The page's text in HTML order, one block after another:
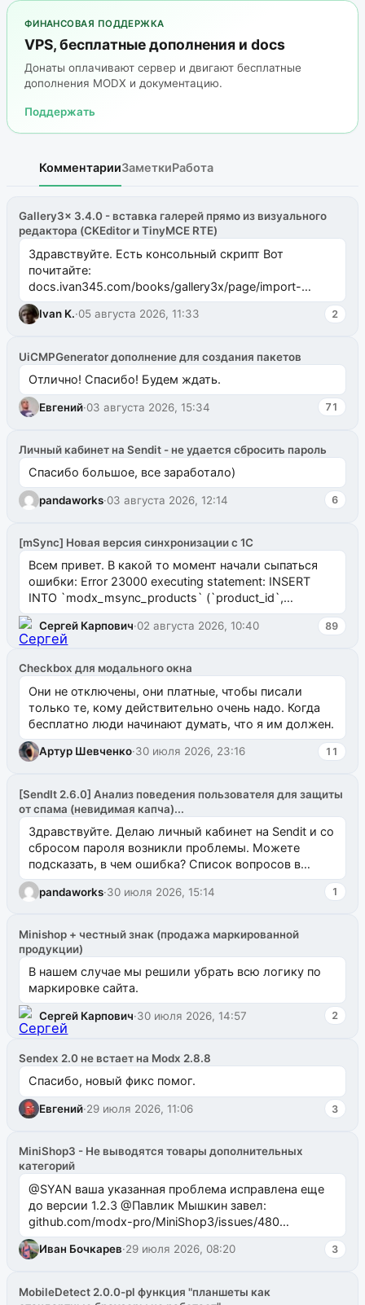
ФИНАНСОВАЯ ПОДДЕРЖКА
VPS, бесплатные дополнения и docs
Донаты оплачивают сервер и двигают бесплатные
дополнения MODX и документацию.
Поддержать
КомментарииЗаметкиРабота
Gallery3x 3.4.0 - вставка галерей прямо из визуального
редактора (CKEditor и TinyMCE RTE)
Здравствуйте. Есть консольный скрипт Вот
почитайте:
docs.ivan345.com/books/gallery3x/page/import-
ms2galleryphp
Ivan K.·05 августа 2026, 11:33 2
UiCMPGenerator дополнение для создания пакетов
Отлично! Спасибо! Будем ждать.
Евгений·03 августа 2026, 15:34 71
Личный кабинет на Sendit - не удается сбросить пароль
Спасибо большое, все заработало)
pandaworks·03 августа 2026, 12:14 6
[mSync] Новая версия синхронизации с 1С
Всем привет. В какой то момент начали сыпаться
ошибки: Error 23000 executing statement: INSERT
INTO `modx_msync_products` (`product_id`,
`uuid_1c`) VALUES ...
Сергей Карпович·02 августа 2026, 10:40 89
Checkbox для модального окна
Они не отключены, они платные, чтобы писали
только те, кому действительно очень надо. Когда
бесплатно люди начинают думать, что я им должен.
Артур Шевченко·30 июля 2026, 23:16 11
[SendIt 2.6.0] Анализ поведения пользователя для защиты
от спама (невидимая капча)...
Здравствуйте. Делаю личный кабинет на Sendit и со
сбросом пароля возникли проблемы. Можете
подсказать, в чем ошибка? Список вопросов в
одноименном разделе на modx.pro пока пуст, и,...
pandaworks·30 июля 2026, 15:14 1
Minishop + честный знак (продажа маркированной
продукции)
В нашем случае мы решили убрать всю логику по
маркировке сайта.
Сергей Карпович·30 июля 2026, 14:57 2
Sendex 2.0 не встает на Modx 2.8.8
Спасибо, новый фикс помог.
Евгений·29 июля 2026, 11:06 3
MiniShop3 - Не выводятся товары дополнительных
категорий
@SYAN ваша указанная проблема исправлена еще
до версии 1.2.3 @Павлик Мышкин завел:
github.com/modx-pro/MiniShop3/issues/480
github.com/modx-pro/MiniShop3/issues/481Исправим
в б...
Иван Бочкарев·29 июля 2026, 08:20 3
MobileDetect 2.0.0-pl функция "планшеты как